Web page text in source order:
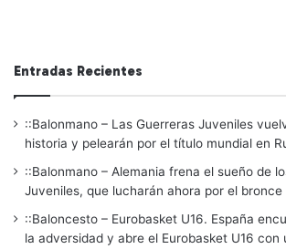
Entradas Recientes
::Balonmano – Las Guerreras Juveniles
historia y pelearán por el título mundial en
::Balonmano – Alemania frena el sueño de
Juveniles, que lucharán ahora por el bronce
::Baloncesto – Eurobasket U16. España
la adversidad y abre el Eurobasket U16 con